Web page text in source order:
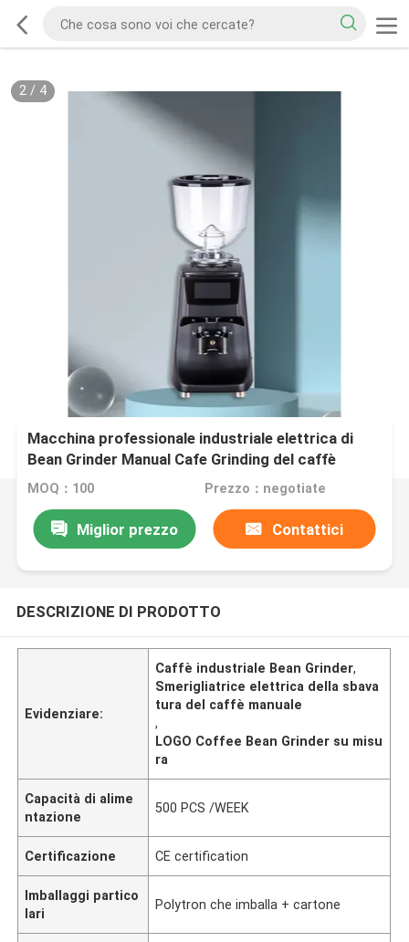
2/ 4
Macchina professionale industriale elettrica di
Bean Grinder Manual Cafe Grinding del caffè
MOQ：100 Prezzo：negotiate
Miglior prezzo Contattici
DESCRIZIONE DI PRODOTTO
Evidenziare:
Caffè industriale Bean Grinder,
Smerigliatrice elettrica della sbava
tura del caffè manuale
,
LOGO Coffee Bean Grinder su misu
ra
Capacità di alime
ntazione
500 PCS /WEEK
Certificazione CE certification
Imballaggi partico
lari
Polytron che imballa + cartone